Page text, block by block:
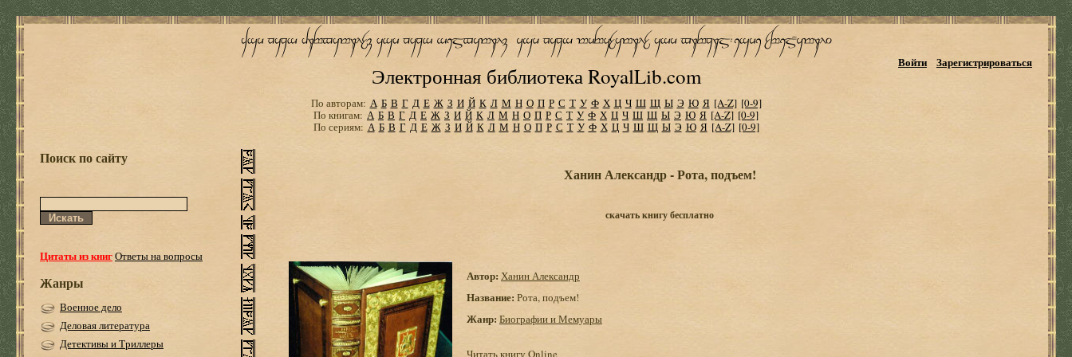
Электронная библиотека RoyalLib.com
Войти Зарегистрироваться
По авторам: А Б В Г Д Е Ж З И Й К Л М Н О П Р С Т У Ф Х Ц Ч Ш Щ Ы Э Ю Я [A-Z] [0-9]
По книгам: А Б В Г Д Е Ж З И Й К Л М Н О П Р С Т У Ф Х Ц Ч Ш Щ Ы Э Ю Я [A-Z] [0-9]
По сериям: А Б В Г Д Е Ж З И Й К Л М Н О П Р С Т У Ф Х Ц Ч Ш Щ Ы Э Ю Я [A-Z] [0-9]
Поиск по сайту
Цитаты из книгОтветы на вопросы
Жанры
Военное дело
Деловая литература
Детективы и Триллеры
Ханин Александр - Рота, подъем!
скачать книгу бесплатно
Автор: Ханин Александр
Название: Рота, подъем!
Жанр: Биографии и Мемуары
Читать книгу Online